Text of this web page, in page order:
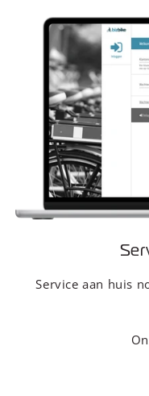
Service aan huis